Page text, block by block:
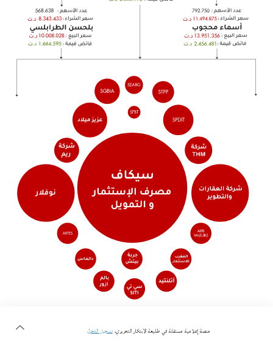
اشترت أسماء محجوب وبلحسن الطرابلسي وشركة SPI الأسهم التّابعة لتونيسار بنحو 33 مليون دينار وتمكّنّ·ـوا من إضافة قيمة على هذه
المعاملة عن طريق إعادة بيعها إلى عدة شركات.منصة إعلامية مستقلة في طليعة الابتكار التحريري.تسجيل الدخول